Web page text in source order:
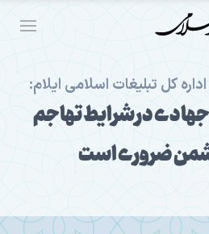
کل تبلیغات اسلامی ایلام:
جهادی در شرایط تهاجم
ضروری است